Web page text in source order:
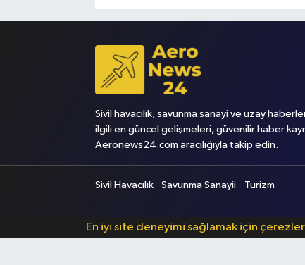
Sivil havacılık, savunma sanayi ve uzay
ilgili en güncel gelişmeleri, güvenilir haber
Aeronews24.com aracılığıyla takip edin.
Sivil Havacılık Savunma Sanayii Turizm
En iyi site deneyimi sağlamak için